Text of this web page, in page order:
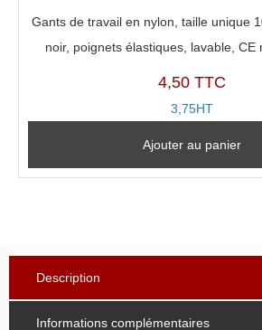
Gants de travail en nylon, taille unique
noir, poignets élastiques, lavable, CE
4,50 TTC
3,75HT
Ajouter au panier
Description
Informations complémentaires